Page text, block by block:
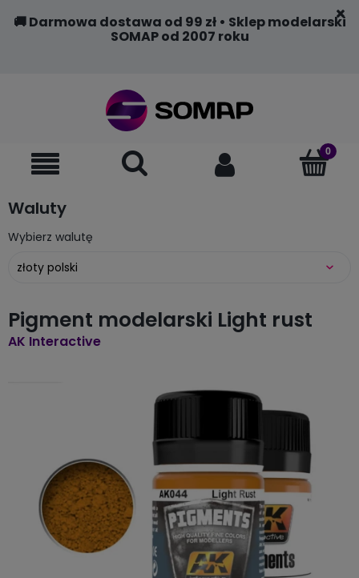
🚚 Darmowa dostawa od 99 zł • Sklep modelarski
SOMAP od 2007 roku
Waluty
Wybierz walutę
Pigment modelarski Light rust
AK Interactive